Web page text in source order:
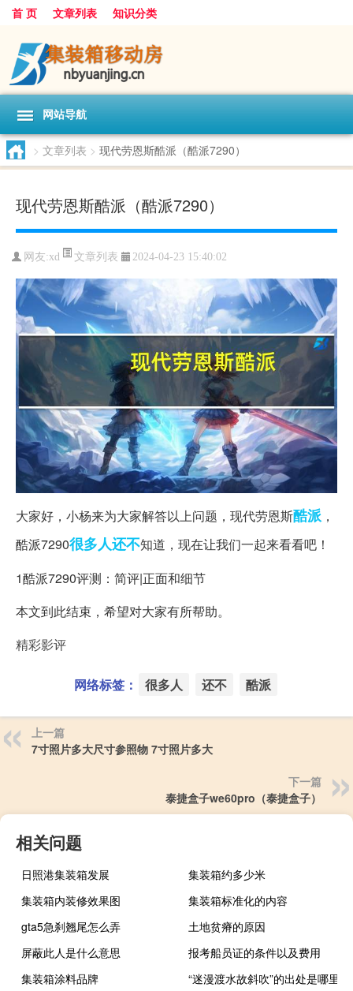
首 页 文章列表 知识分类
网站导航
> 文章列表 > 现代劳恩斯酷派（酷派7290）
现代劳恩斯酷派（酷派7290）
网友:xd 文章列表 2024-04-23 15:40:02
大家好，小杨来为大家解答以上问题，现代劳恩斯酷派 ，
酷派7290很多人还不知道，现在让我们一起来看看吧！
1酷派7290评测：简评|正面和细节
本文到此结束，希望对大家有所帮助。
精彩影评
网络标签： 很多人 还不 酷派
上一篇
7寸照片多大尺寸参照物 7寸照片多大
下一篇
泰捷盒子we60pro（泰捷盒子）
相关问题
日照港集装箱发展
集装箱约多少米
集装箱内装修效果图
集装箱标准化的内容
gta5急刹翘尾怎么弄
土地贫瘠的原因
屏蔽此人是什么意思
报考船员证的条件以及费用
集装箱涂料品牌
“迷漫渡水故斜吹”的出处是哪里